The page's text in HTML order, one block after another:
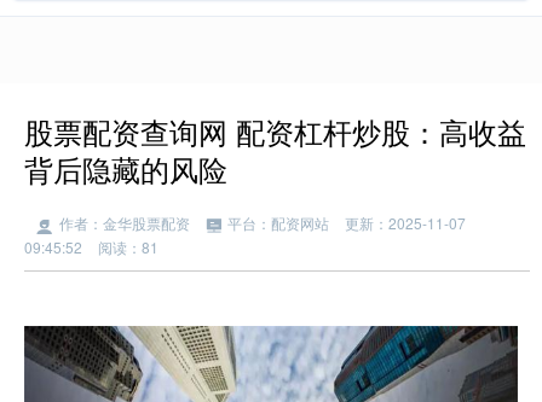
股票配资查询网 配资杠杆炒股：高收益
背后隐藏的风险
作者：金华股票配资 平台：配资网站
更新：2025-11-07
09:45:52
阅读：81